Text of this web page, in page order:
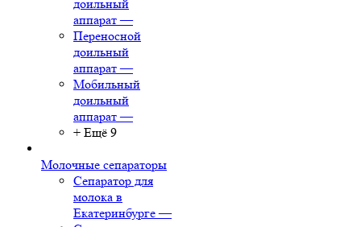
доильный
аппарат —
Переносной
доильный
аппарат —
Мобильный
доильный
аппарат —
+ Ещё 9
Молочные сепараторы
Сепаратор для
молока в
Екатеринбурге —